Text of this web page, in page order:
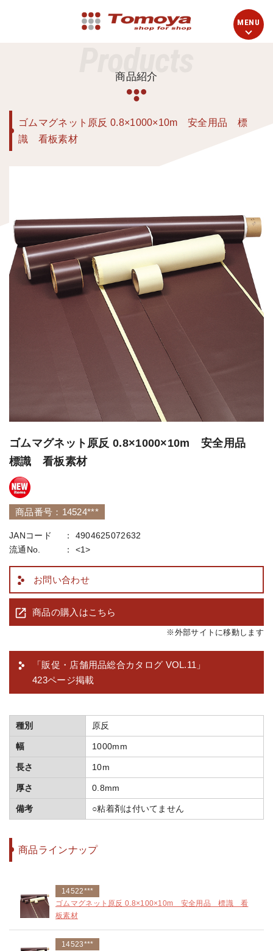
Products
商品紹介
ゴムマグネット原反 0.8×1000×10m 安全用品 標
識 看板素材
ゴムマグネット原反 0.8×1000×10m 安全用品
標識 看板素材
商品番号：14524***
JANコード
4904625072632
流通No.
<1>
お問い合わせ
商品の購入はこちら
※外部サイトに移動します
「販促・店舗用品総合カタログ VOL.11」
423ページ掲載
種別 原反
幅 1000mm
長さ 10m
厚さ 0.8mm
備考 ○粘着剤は付いてません
商品ラインナップ
14522***
ゴムマグネット原反 0.8×100×10m 安全用品 標識 看
板素材
14523***